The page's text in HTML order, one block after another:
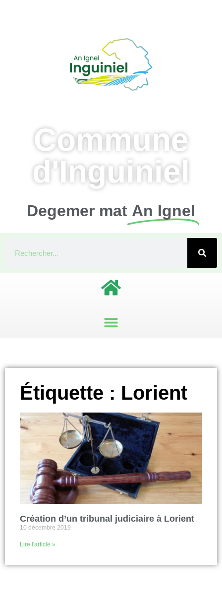
Commune
d'Inguiniel
Degemer mat An Ignel
Étiquette : Lorient
Création d’un tribunal judiciaire à Lorient
10 décembre 2019
Lire l'article »